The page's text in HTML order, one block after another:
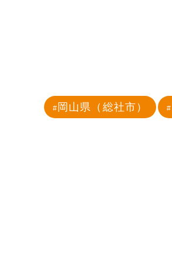
岡山県（総社市）